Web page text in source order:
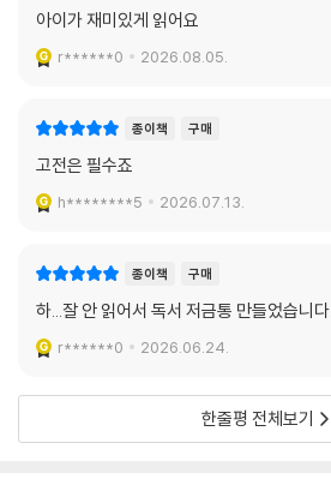
도덕 3-2-8 더 나은 세상을 위한 탐구
아이가 재미있게 읽어요
r******0 2026.08.05.
종이책 구매
고전은 필수죠
h********5 2026.07.13.
종이책 구매
하...잘 안 읽어서 독서 저금통 만들었습니다.
r******0 2026.06.24.
한줄평 전체보기